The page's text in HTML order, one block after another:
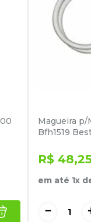
Magueira p/
Bfh1519
R$ 48,
em até 1x
－